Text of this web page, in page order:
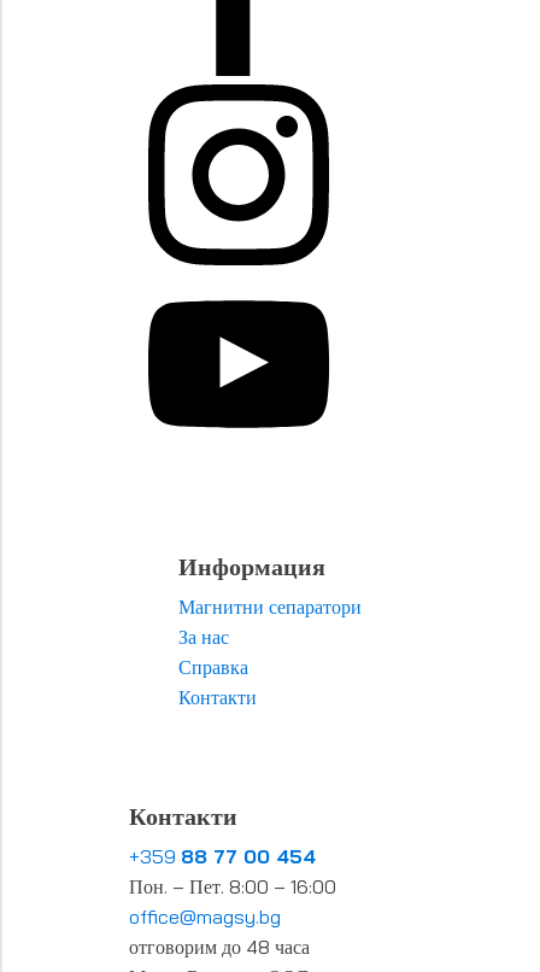
Информация
Магнитни сепаратори
За нас
Справка
Контакти
Контакти
+359 88 77 00 454
Пон. – Пет. 8:00 – 16:00
office@magsy.bg
отговорим до 48 часа